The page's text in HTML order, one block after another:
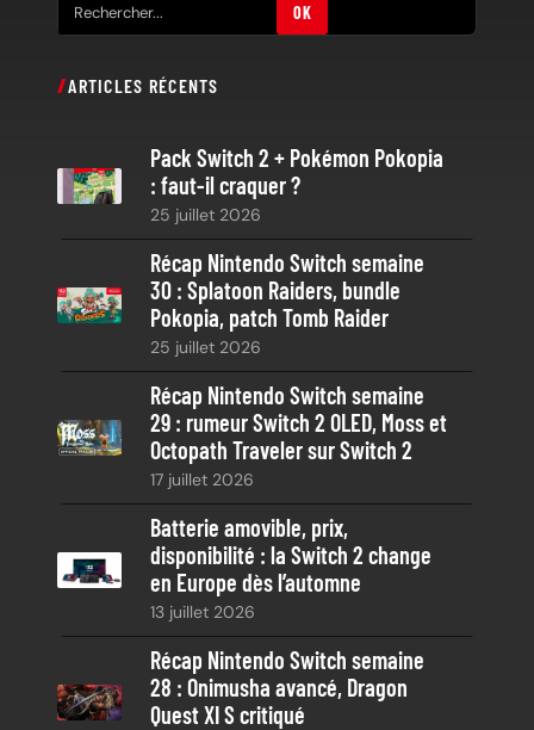
e
h
OK
ARTICLES RÉCENTS
Pack Switch 2 + Pokémon Pokopia
: faut-il craquer ?
25 juillet 2026
Récap Nintendo Switch semaine
30 : Splatoon Raiders, bundle
Pokopia, patch Tomb Raider
25 juillet 2026
Récap Nintendo Switch semaine
29 : rumeur Switch 2 OLED, Moss et
Octopath Traveler sur Switch 2
17 juillet 2026
Batterie amovible, prix,
disponibilité : la Switch 2 change
en Europe dès l’automne
13 juillet 2026
Récap Nintendo Switch semaine
28 : Onimusha avancé, Dragon
Quest XI S critiqué